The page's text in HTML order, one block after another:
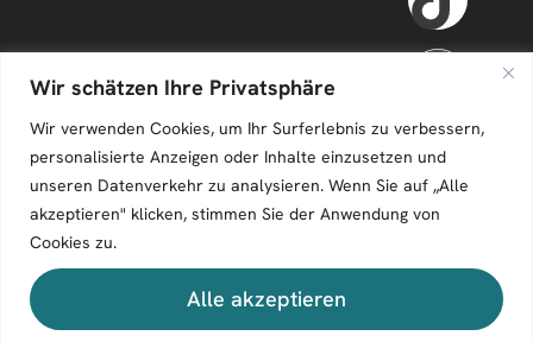
Wir schätzen Ihre Privatsphäre
Wir verwenden Cookies, um Ihr Surferlebnis zu verbessern,
personalisierte Anzeigen oder Inhalte einzusetzen und
unseren Datenverkehr zu analysieren. Wenn Sie auf „Alle
akzeptieren" klicken, stimmen Sie der Anwendung von
Cookies zu.
Alle akzeptieren
Zeilenfluss © 2026. All Rights Reserved.
Impressum Kontakt